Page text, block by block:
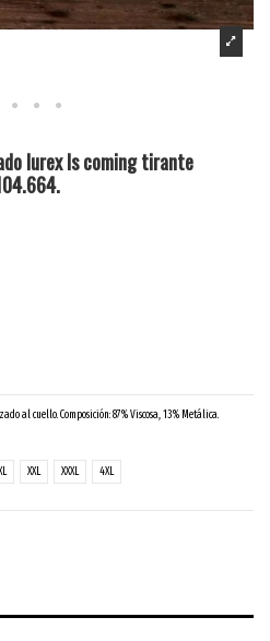
lurex Is coming tirante
al cuello. Composición: 87% Viscosa, 13% Metálica.
XXL XXXL 4XL